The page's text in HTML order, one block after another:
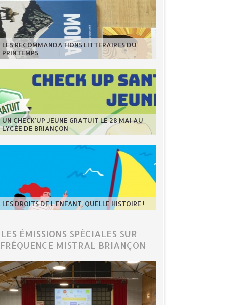
LES RECOMMANDATIONS LITTÉRAIRES DU
PRINTEMPS
UN CHECK'UP JEUNE GRATUIT LE 28 MAI AU
LYCÉE DE BRIANÇON
LES DROITS DE L'ENFANT, QUELLE HISTOIRE !
LES ÉMISSIONS SPÉCIALES SUR
FRÉQUENCE MISTRAL BRIANÇON